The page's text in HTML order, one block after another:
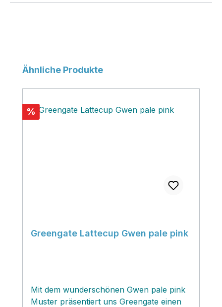
Produktgalerie überspringen
Ähnliche Produkte
Rabatt
%
Greengate Lattecup Gwen pale pink
Mit dem wunderschönen Gwen pale pink
Muster präsentiert uns Greengate einen